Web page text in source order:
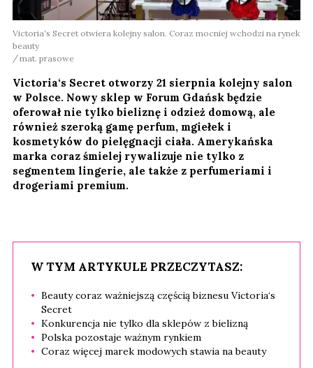
Victoria‘s Secret otwiera kolejny salon. Coraz mocniej wchodzi na rynek
beauty
mat. prasowe
Victoria‘s Secret otworzy 21 sierpnia kolejny salon
w Polsce. Nowy sklep w Forum Gdańsk będzie
oferował nie tylko bieliznę i odzież domową, ale
również szeroką gamę perfum, mgiełek i
kosmetyków do pielęgnacji ciała. Amerykańska
marka coraz śmielej rywalizuje nie tylko z
segmentem lingerie, ale także z perfumeriami i
drogeriami premium.
W TYM ARTYKULE PRZECZYTASZ:
Beauty coraz ważniejszą częścią biznesu Victoria‘s
Secret
Konkurencja nie tylko dla sklepów z bielizną
Polska pozostaje ważnym rynkiem
Coraz więcej marek modowych stawia na beauty